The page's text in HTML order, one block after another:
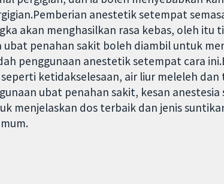
anestetik setempat
akan menghasilkan rasa kebas, oleh itu
ubat penahan sakit boleh diambil untuk
penggunaan anestetik setempat cara
ketidakselesaan, air liur meleleh
ubat penahan sakit, kesan
menjelaskan dos terbaik dan jenis